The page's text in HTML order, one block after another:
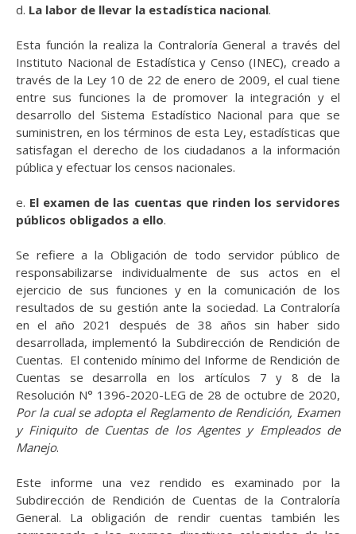
d. La labor de llevar la estadística nacional.
Esta función la realiza la Contraloría General a través del
Instituto Nacional de Estadística y Censo (INEC), creado a
través de la Ley 10 de 22 de enero de 2009, el cual tiene
entre sus funciones la de promover la integración y el
desarrollo del Sistema Estadístico Nacional para que se
suministren, en los términos de esta Ley, estadísticas que
satisfagan el derecho de los ciudadanos a la información
pública y efectuar los censos nacionales.
e. El examen de las cuentas que rinden los servidores
públicos obligados a ello.
Se refiere a la Obligación de todo servidor público de
responsabilizarse individualmente de sus actos en el
ejercicio de sus funciones y en la comunicación de los
resultados de su gestión ante la sociedad. La Contraloría
en el año 2021 después de 38 años sin haber sido
desarrollada, implementó la Subdirección de Rendición de
Cuentas. El contenido mínimo del Informe de Rendición de
Cuentas se desarrolla en los artículos 7 y 8 de la
Resolución N° 1396-2020-LEG de 28 de octubre de 2020,
Por la cual se adopta el Reglamento de Rendición, Examen
y Finiquito de Cuentas de los Agentes y Empleados de
Manejo.
Este informe una vez rendido es examinado por la
Subdirección de Rendición de Cuentas de la Contraloría
General. La obligación de rendir cuentas también les